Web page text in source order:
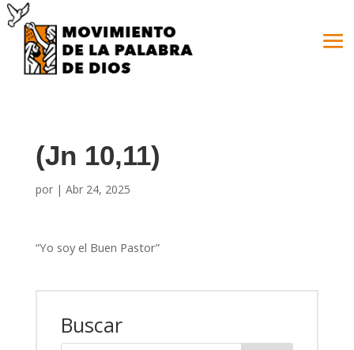
(Jn 10,11)
por | Abr 24, 2025
“Yo soy el Buen Pastor”
Buscar